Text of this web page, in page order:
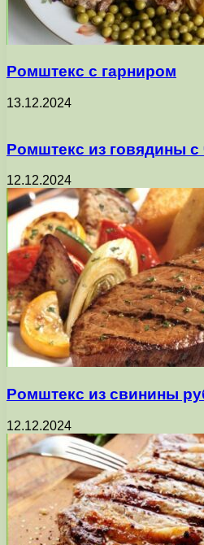
Ромштекс с гарниром
13.12.2024
Ромштекс из говядины
12.12.2024
Ромштекс из свинины
12.12.2024